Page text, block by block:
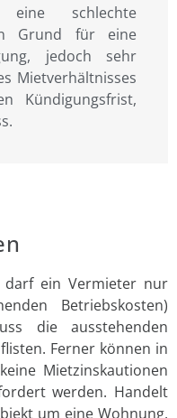
schlechte
Grund für eine
jedoch sehr
Mietverhältnisses
Kündigungsfrist,
darf ein Vermieter nur
Betriebskosten)
die ausstehenden
Ferner können in
Mietzinskautionen
werden. Handelt
um eine Wohnung,